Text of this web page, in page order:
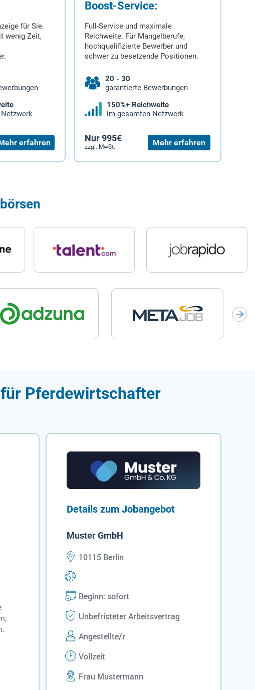
für Sie.
wenig Zeit,
erfahren
Boost-Service:
Full-Service und maximale
Reichweite. Für Mangelberufe,
hochqualifizierte Bewerber und
schwer zu besetzende Positionen.
20 - 30
garantierte Bewerbungen
150%+ Reichweite
im gesamten Netzwerk
Nur 995€
zzgl. MwSt. Mehr erfahren
Pferdewirtschafter
Details zum Jobangebot
Muster GmbH
10115 Berlin
Beginn: sofort
Unbefristeter Arbeitsvertrag
Angestellte/r
Vollzeit
Frau Mustermann